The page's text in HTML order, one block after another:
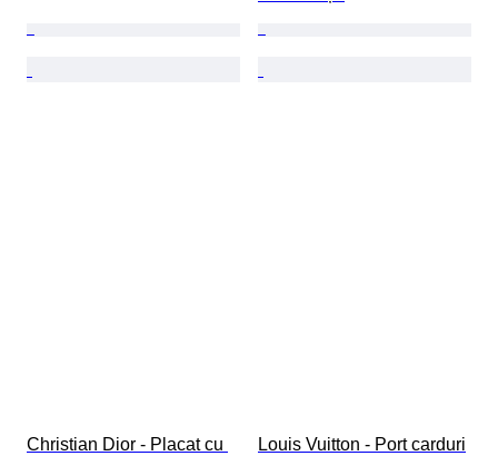
Christian Dior - Placat cu
Louis Vuitton - Port carduri